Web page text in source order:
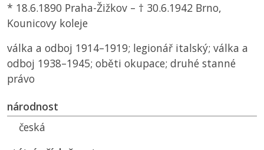
* 18.6.1890 Praha-Žižkov – † 30.6.1942 Brno,
Kounicovy koleje
válka a odboj 1914–1919; legionář italský; válka a
odboj 1938–1945; oběti okupace; druhé stanné
právo
národnost
česká